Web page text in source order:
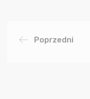
Poprzedni